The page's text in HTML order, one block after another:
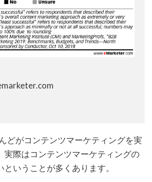
どがコンテンツマーケティングを実
実際はコンテンツマーケティングの
いうことが多くあります。